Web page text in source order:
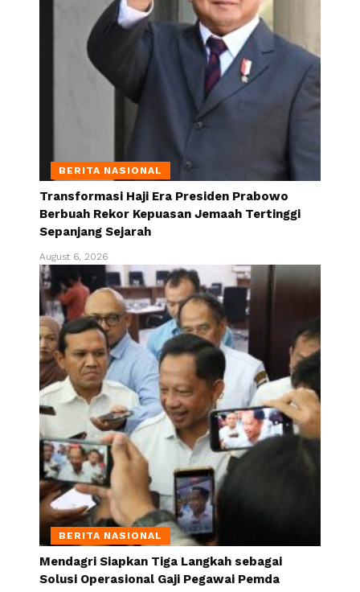
BERITA NASIONAL
Transformasi Haji Era Presiden Prabowo
Berbuah Rekor Kepuasan Jemaah Tertinggi
Sepanjang Sejarah
August 6, 2026
BERITA NASIONAL
Mendagri Siapkan Tiga Langkah sebagai
Solusi Operasional Gaji Pegawai Pemda